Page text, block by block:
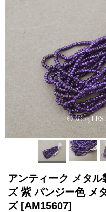
アンティーク メタ
ズ 紫 パンジー色 メ
ズ [AM15607]